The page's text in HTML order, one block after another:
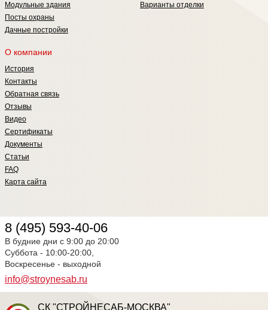
Модульные здания
Посты охраны
Дачные постройки
Варианты отделки
О компании
История
Контакты
Обратная связь
Отзывы
Видео
Сертификаты
Документы
Статьи
FAQ
Карта сайта
8 (495) 593-40-06
В будние дни с 9:00 до 20:00
Суббота - 10:00-20:00,
Воскресенье - выходной
info@stroynesab.ru
СК "СТРОЙНЕСАБ-МОСКВА"